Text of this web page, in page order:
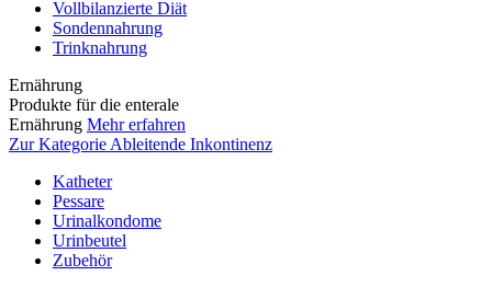
Vollbilanzierte Diät
Sondennahrung
Trinknahrung
Ernährung
Produkte für die enterale
Ernährung Mehr erfahren
Zur Kategorie Ableitende Inkontinenz
Katheter
Pessare
Urinalkondome
Urinbeutel
Zubehör